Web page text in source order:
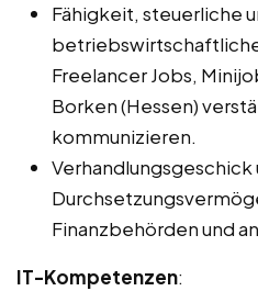
Fähigkeit, steuerliche
Freelancer Jobs,
Borken (Hessen)
kommunizieren.
Verhandlungsgeschick
Finanzbehörden und
IT-Kompetenzen: